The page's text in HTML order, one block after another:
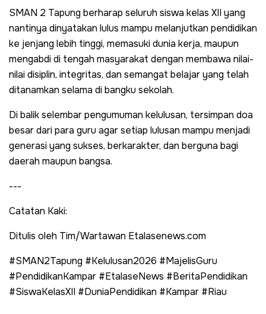
SMAN 2 Tapung berharap seluruh siswa kelas XII yang
nantinya dinyatakan lulus mampu melanjutkan pendidikan
ke jenjang lebih tinggi, memasuki dunia kerja, maupun
mengabdi di tengah masyarakat dengan membawa nilai-
nilai disiplin, integritas, dan semangat belajar yang telah
ditanamkan selama di bangku sekolah.
Di balik selembar pengumuman kelulusan, tersimpan doa
besar dari para guru agar setiap lulusan mampu menjadi
generasi yang sukses, berkarakter, dan berguna bagi
daerah maupun bangsa.
---
Catatan Kaki:
Ditulis oleh Tim/Wartawan Etalasenews.com
#SMAN2Tapung #Kelulusan2026 #MajelisGuru
#PendidikanKampar #EtalaseNews #BeritaPendidikan
#SiswaKelasXII #DuniaPendidikan #Kampar #Riau